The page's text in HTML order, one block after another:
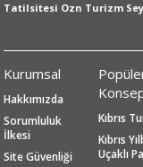
Tatilsitesi Ozn Turizm
Kurumsal
Hakkımızda
Sorumluluk
İlkesi
Site Güvenliği
Kıbrıs
Kıbrıs
Uçaklı